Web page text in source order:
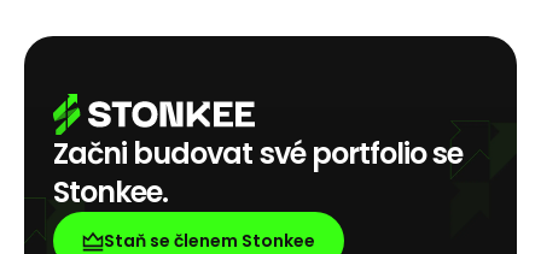
Začni budovat své portfolio se
Stonkee.
Staň se členem Stonkee